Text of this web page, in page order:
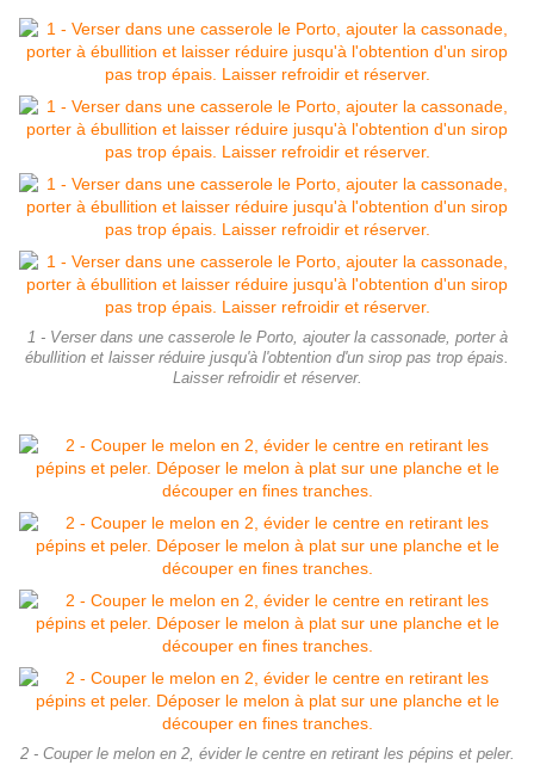
1 - Verser dans une casserole le Porto, ajouter la cassonade, porter à
ébullition et laisser réduire jusqu'à l'obtention d'un sirop pas trop épais.
Laisser refroidir et réserver.
2 - Couper le melon en 2, évider le centre en retirant les pépins et peler.